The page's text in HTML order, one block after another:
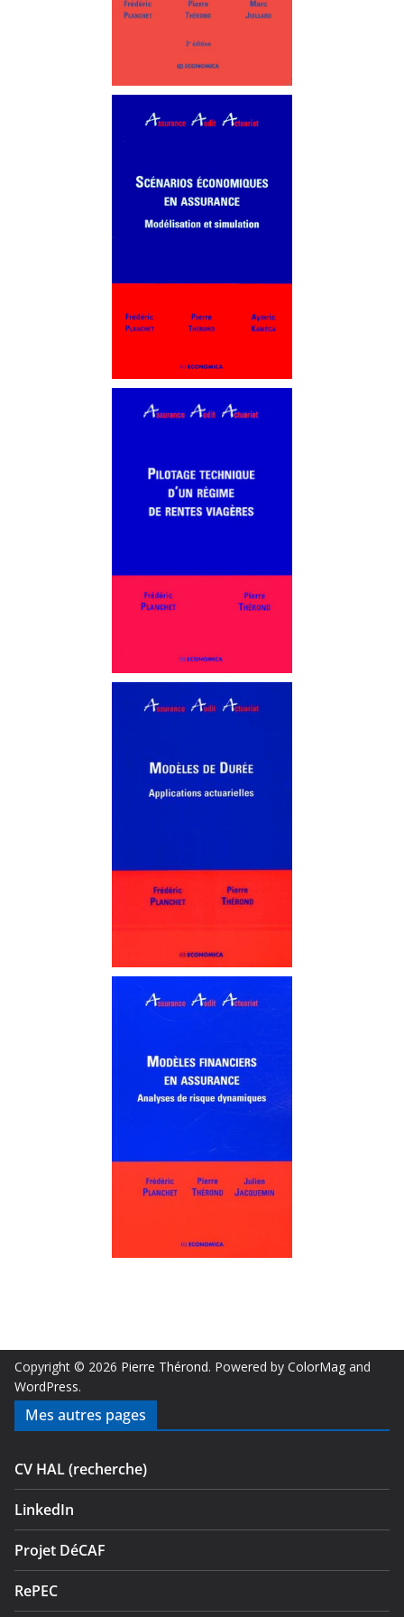
Copyright © 2026 Pierre Thérond. Powered by ColorMag and
WordPress.
Mes autres pages
CV HAL (recherche)
LinkedIn
Projet DéCAF
RePEC